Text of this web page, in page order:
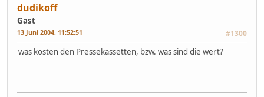
dudikoff
Gast
13 Juni 2004, 11:52:51 #1300
was kosten den Pressekassetten, bzw. was sind die wert?